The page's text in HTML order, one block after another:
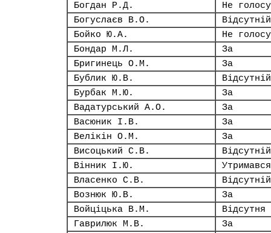
Богдан Р.Д.
Не
Богуслаєв В.О.
Відсутній
Бойко Ю.А.
Не
Бондар М.Л.
За
Бригинець О.М.
За
Бублик Ю.В.
Відсутній
Бурбак М.Ю.
За
Вадатурський А.О.
За
Васюник І.В.
За
Велікін О.М.
За
Висоцький С.В.
Відсутній
Вінник І.Ю.
Утримався
Власенко С.В.
Відсутній
Вознюк Ю.В.
За
Войціцька В.М.
Відсутня
Гаврилюк М.В.
За